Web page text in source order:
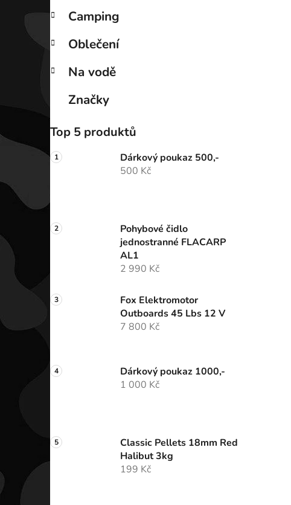
Camping
Oblečení
Na vodě
Značky
Top 5 produktů
Dárkový poukaz 500,-
500 Kč
Pohybové čidlo
jednostranné FLACARP
AL1
2 990 Kč
Fox Elektromotor
Outboards 45 Lbs 12 V
7 800 Kč
Dárkový poukaz 1000,-
1 000 Kč
Classic Pellets 18mm Red
Halibut 3kg
199 Kč